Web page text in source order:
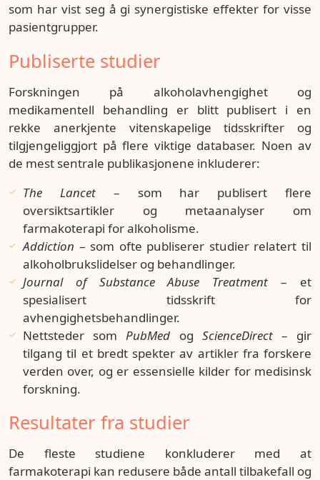
som har vist seg å gi synergistiske effekter for visse
pasientgrupper.
Publiserte studier
Forskningen på alkoholavhengighet og
medikamentell behandling er blitt publisert i en
rekke anerkjente vitenskapelige tidsskrifter og
tilgjengeliggjort på flere viktige databaser. Noen av
de mest sentrale publikasjonene inkluderer:
The Lancet– som har publisert flere
oversiktsartikler og metaanalyser om
farmakoterapi for alkoholisme.
Addiction – som ofte publiserer studier relatert til
alkoholbrukslidelser og behandlinger.
Journal of Substance Abuse Treatment – et
spesialisert tidsskrift for
avhengighetsbehandlinger.
Nettsteder somPubMed og ScienceDirect– gir
tilgang til et bredt spekter av artikler fra forskere
verden over, og er essensielle kilder for medisinsk
forskning.
Resultater fra studier
De fleste studiene konkluderer med at
farmakoterapi kan redusere både antall tilbakefall og